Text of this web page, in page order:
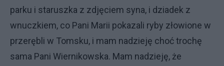
parku i staruszka z zdjęciem syna, i dziadek z
wnuczkiem, co Pani Marii pokazali ryby złowione w
przerębli w Tomsku, i mam nadzieję choć trochę
sama Pani Wiernikowska. Mam nadzieję, że